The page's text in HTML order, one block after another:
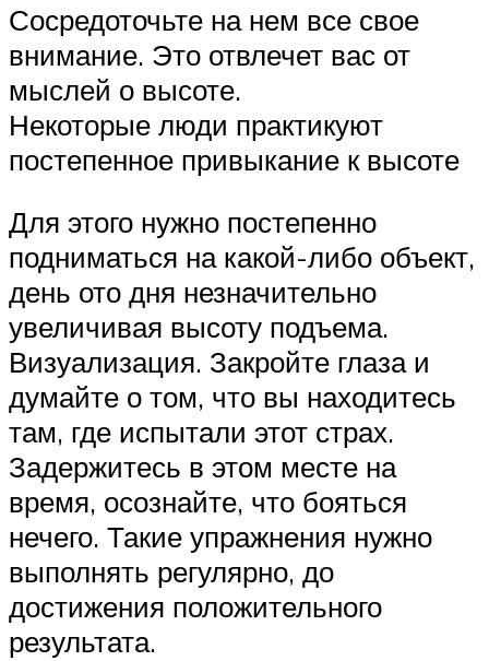
Сосредоточьте на нем все свое
внимание. Это отвлечет вас от
мыслей о высоте.
Некоторые люди практикуют
постепенное привыкание к высоте
Для этого нужно постепенно
подниматься на какой-либо объект,
день ото дня незначительно
увеличивая высоту подъема.
Визуализация. Закройте глаза и
думайте о том, что вы находитесь
там, где испытали этот страх.
Задержитесь в этом месте на
время, осознайте, что бояться
нечего. Такие упражнения нужно
выполнять регулярно, до
достижения положительного
результата.